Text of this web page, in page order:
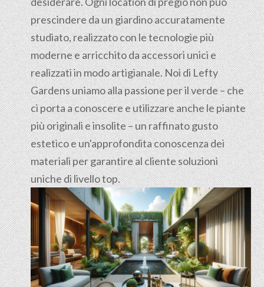
prescindere da un giardino accuratamente
studiato, realizzato con le tecnologie più
moderne e arricchito da accessori unici e
realizzati in modo artigianale. Noi di Lefty
Gardens uniamo alla passione per il verde – che
ci porta a conoscere e utilizzare anche le piante
più originali e insolite – un raffinato gusto
estetico e un'approfondita conoscenza dei
materiali per garantire al cliente soluzioni
uniche di livello top.